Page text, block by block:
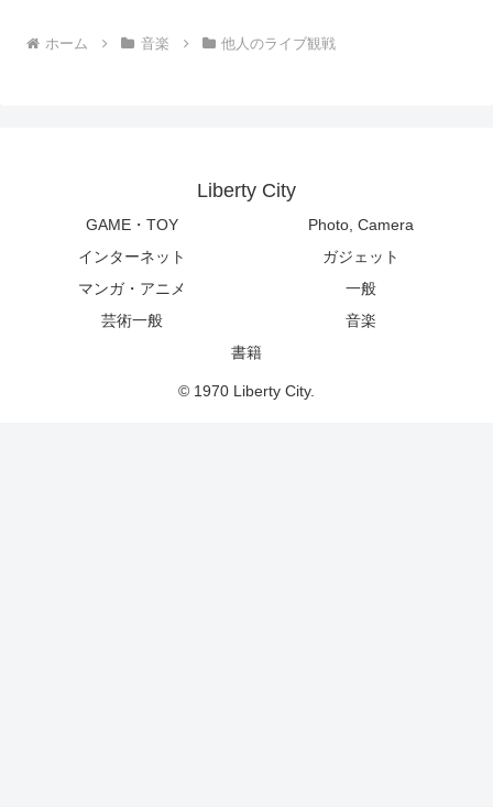
ホーム 音楽 他人のライブ観戦
Liberty City
GAME・TOY
Photo, Camera
インターネット
ガジェット
マンガ・アニメ
一般
芸術一般
音楽
書籍
© 1970 Liberty City.